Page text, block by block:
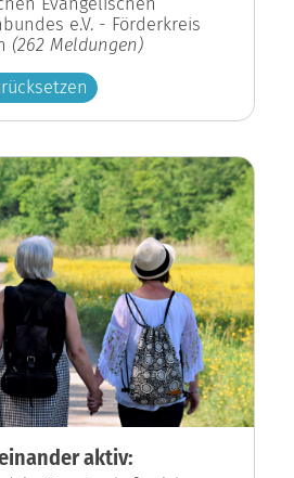
e.V. - Förderkreis
(262 Meldungen)
aktiv: